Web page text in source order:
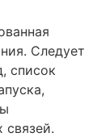
Следует
список
связей.